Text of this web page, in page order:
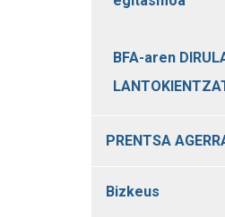
BFA-aren
PRENTSA
Bizkeus